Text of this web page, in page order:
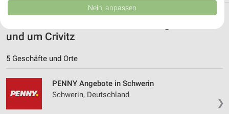
und um Crivitz
5 Geschäfte und Orte
❯
PENNY Angebote in Schwerin
Schwerin, Deutschland
Daten können außerhalb der Europäischen Union weitergegeben und in die
USA gesendet werden.
Website/App.
Wir nutzen Ihre Daten für folgende Zwecke:
Speichern von oder Zugriff auf Informationen
auf einem Endgerät
Nein, anpassen